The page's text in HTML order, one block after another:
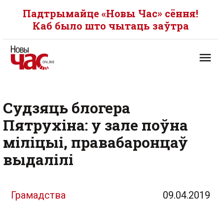
Падтрымайце «Новы Час» сёння!
Каб было што чытаць заўтра
Судзяць блогера
Пятрухіна: у зале поўна
міліцыі, правабаронцаў
выдалілі
Грамадства 09.04.2019